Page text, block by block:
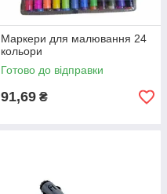
Маркери для малювання 24
кольори
Готово до відправки
91,69 ₴